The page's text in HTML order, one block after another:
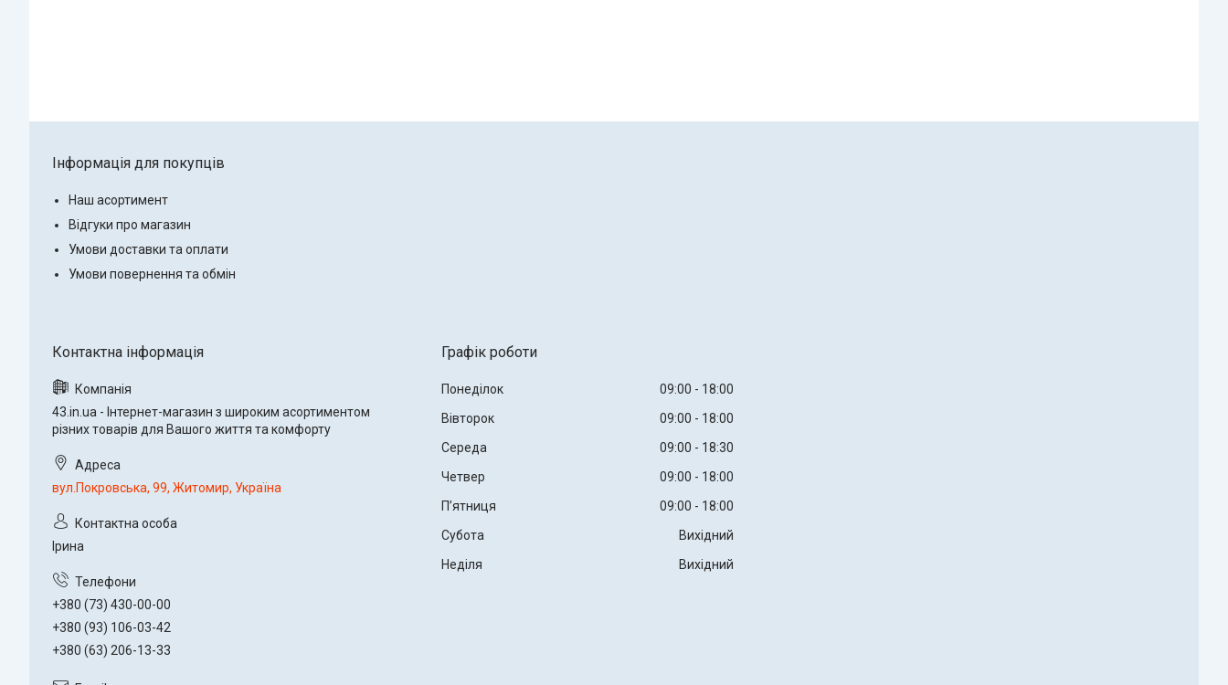
Інформація для покупців
Наш асортимент
Відгуки про магазин
Умови доставки та оплати
Умови повернення та обмін
43.in.ua - Інтернет-магазин з широким асортиментом
різних товарів для Вашого життя та комфорту
вул.Покровська, 99, Житомир, Україна
Ірина
+380 (73) 430-00-00
+380 (93) 106-03-42
+380 (63) 206-13-33
Графік роботи
Понеділок 09:00
18:00
Вівторок
09:00
18:00
Середа
09:00
18:30
Четвер
09:00
18:00
Пʼятниця
09:00
18:00
Субота
Вихідний
Неділя
Вихідний